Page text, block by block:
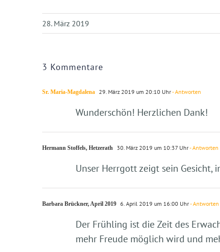
28. März 2019
3 Kommentare
Sr. Maria-Magdalena 29. März 2019 um 20:10 Uhr- Antworten
Wunderschön! Herzlichen Dank!
Hermann Stoffels, Hetzerath 30. März 2019 um 10:37 Uhr- Antworten
Unser Herrgott zeigt sein
Barbara Brückner, April 2019 6. April 2019 um 16:00 Uhr- Antworten
Der Frühling ist die Zeit des
mehr Freude möglich wird und